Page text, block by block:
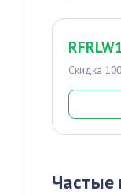
Скидка
Частые